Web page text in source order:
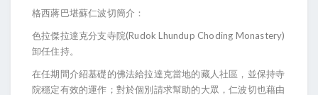
格西蔣巴堪蘇仁波切簡介：
色拉傑拉達克分支寺院(Rudok Lhundup Choding Monastery)
卸任住持。
在任期間介紹基礎的佛法給拉達克當地的藏人社區，並保持寺
院穩定有效的運作；對於個別請求幫助的大眾，仁波切也藉由